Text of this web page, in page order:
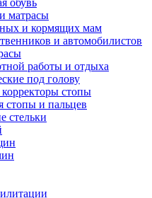
обувь
матрасы
и кормящих мам
и автомобилистов
работы и отдыха
под голову
стопы
стопы и пальцев
стельки